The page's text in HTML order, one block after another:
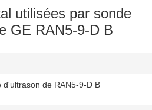
utilisées par sonde
GE RAN5-9-D B
d'ultrason de RAN5-9-D B